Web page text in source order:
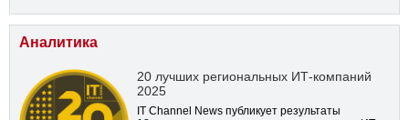
Аналитика
20 лучших региональных ИТ-компаний
2025
IT Channel News публикует результаты